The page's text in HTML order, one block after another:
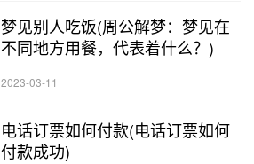
梦见别人吃饭(周公解梦：梦见在
不同地方用餐，代表着什么？)
2023-03-11
电话订票如何付款(电话订票如何
付款成功)